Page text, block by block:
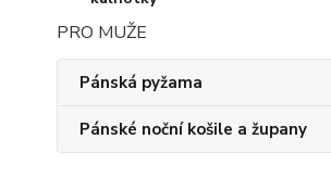
PRO MUŽE
Pánská pyžama
Pánské noční košile a župany